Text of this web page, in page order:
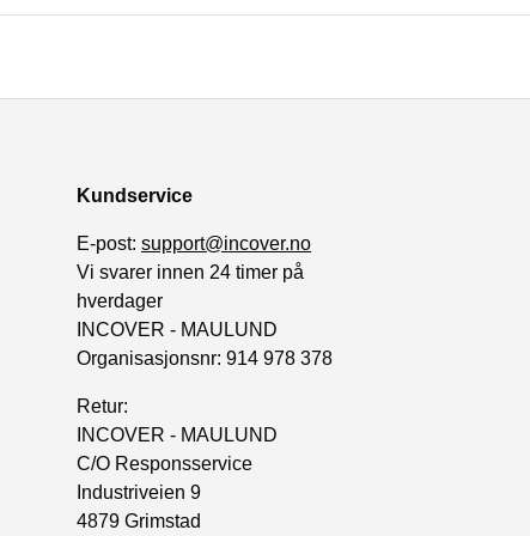
Kundservice
E-post: support@incover.no
Vi svarer innen 24 timer på
hverdager
INCOVER - MAULUND
Organisasjonsnr: 914 978 378
Retur:
INCOVER - MAULUND
C/O Responsservice
Industriveien 9
4879 Grimstad